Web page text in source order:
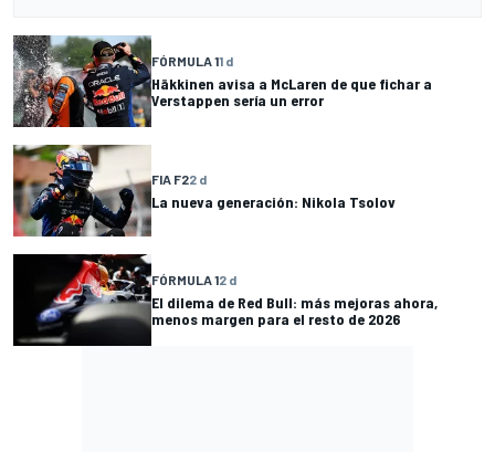
FÓRMULA 11 d
Häkkinen avisa a McLaren de que fichar a
Verstappen sería un error
FIA F22 d
La nueva generación: Nikola Tsolov
FÓRMULA 12 d
El dilema de Red Bull: más mejoras ahora,
menos margen para el resto de 2026